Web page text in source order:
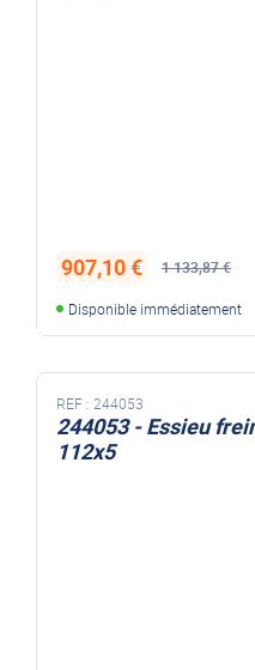
1 133,87 €
907,10 €
Disponible immédiatement
REF : 244053
244053 - Essieu freiné 1600 kg - EAB 1400 -
112x5